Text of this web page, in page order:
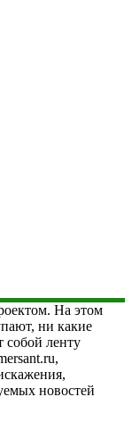
На этом
ни какие
собой ленту
новостей